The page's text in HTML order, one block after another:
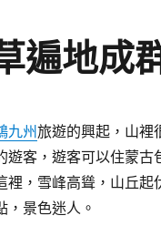
遍地成
九州旅遊的興起，山裡
遊客，遊客可以住蒙
裡，雪峰高聳，山丘起
，景色迷人。